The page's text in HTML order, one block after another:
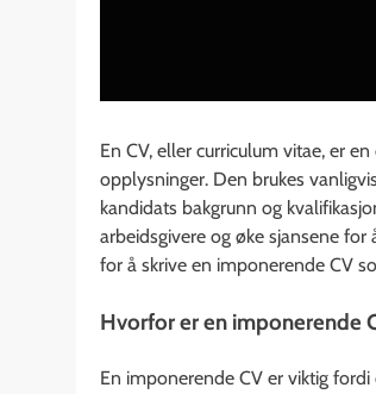
En CV, eller curriculum vitae, er
opplysninger. Den brukes
kandidats bakgrunn og
arbeidsgivere og øke sjansene
for å skrive en imponerende CV
Hvorfor er en imponerende
En imponerende CV er viktig